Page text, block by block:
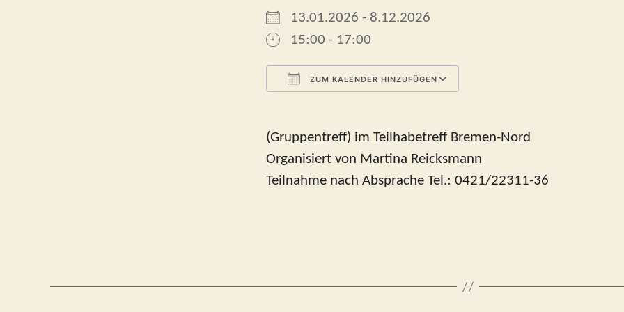
13.01.2026 - 8.12.2026
15:00 - 17:00
ZUM KALENDER HINZUFÜGEN
(Gruppentreff) im Teilhabetreff Bremen-Nord
Organisiert von Martina Reicksmann
Teilnahme nach Absprache Tel.: 0421/22311-36